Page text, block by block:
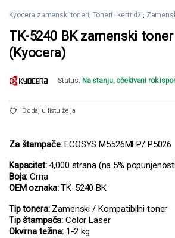
Kyocera zamenski toneri, Toneri i kertridži,
TK-5240 BK zamenski
(Kyocera)
Status: Na stanju, očekivani rok
Dodaj u listu želja
Za štampače: ECOSYS M5526MFP/ P5026
Kapacitet:4,000 strana (na 5%
Boja:Crna
OEM oznaka:TK-5240 BK
Tip tonera: Zamenski / Kompatibilni toner
Tip štampača:Color Laser
Okvirna težina: 1-2 kg